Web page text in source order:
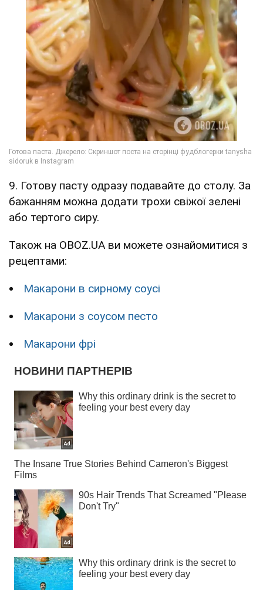
9. Готову пасту одразу подавайте до столу. За
бажанням можна додати трохи свіжої зелені
або тертого сиру.
Також на OBOZ.UA ви можете ознайомитися з
рецептами:
Макарони в сирному соусі
Макарони з соусом песто
Макарони фрі